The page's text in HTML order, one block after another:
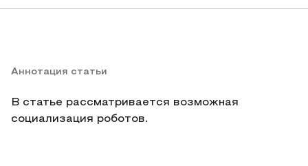
Аннотация статьи
В статье рассматривается возможная
социализация роботов.